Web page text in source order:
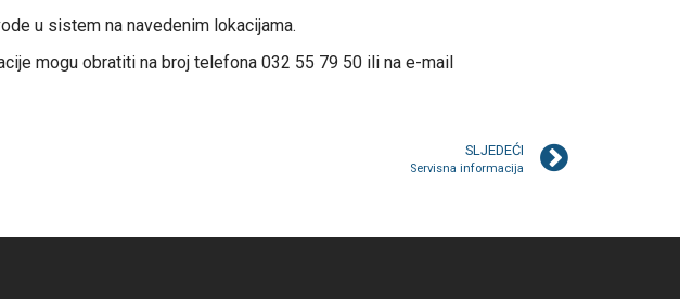
u sistem na navedenim lokacijama.
mogu obratiti na broj telefona 032 55 79 50 ili na e-mail
SLJEDEĆI
Servisna informacija